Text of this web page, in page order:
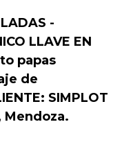
-
LLAVE EN
papas
de
SIMPLOT
Mendoza.